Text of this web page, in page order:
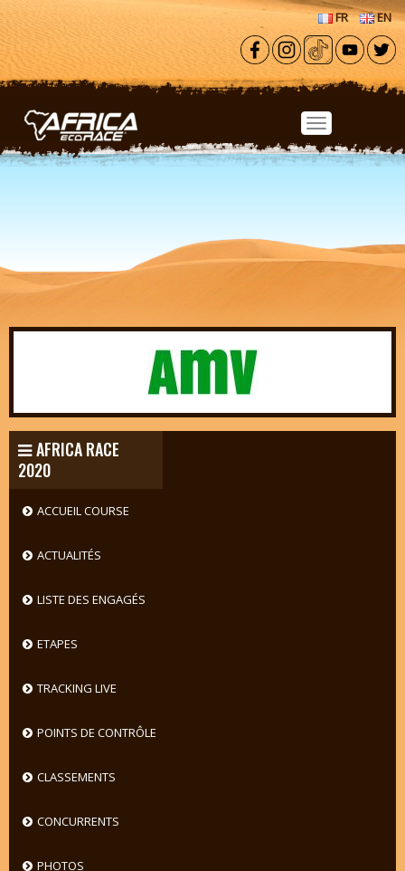
Aller au contenu principal
FR EN
AFRICA RACE
2020
ACCUEIL COURSE
ACTUALITÉS
LISTE DES ENGAGÉS
ETAPES
TRACKING LIVE
POINTS DE CONTRÔLE
CLASSEMENTS
CONCURRENTS
PHOTOS